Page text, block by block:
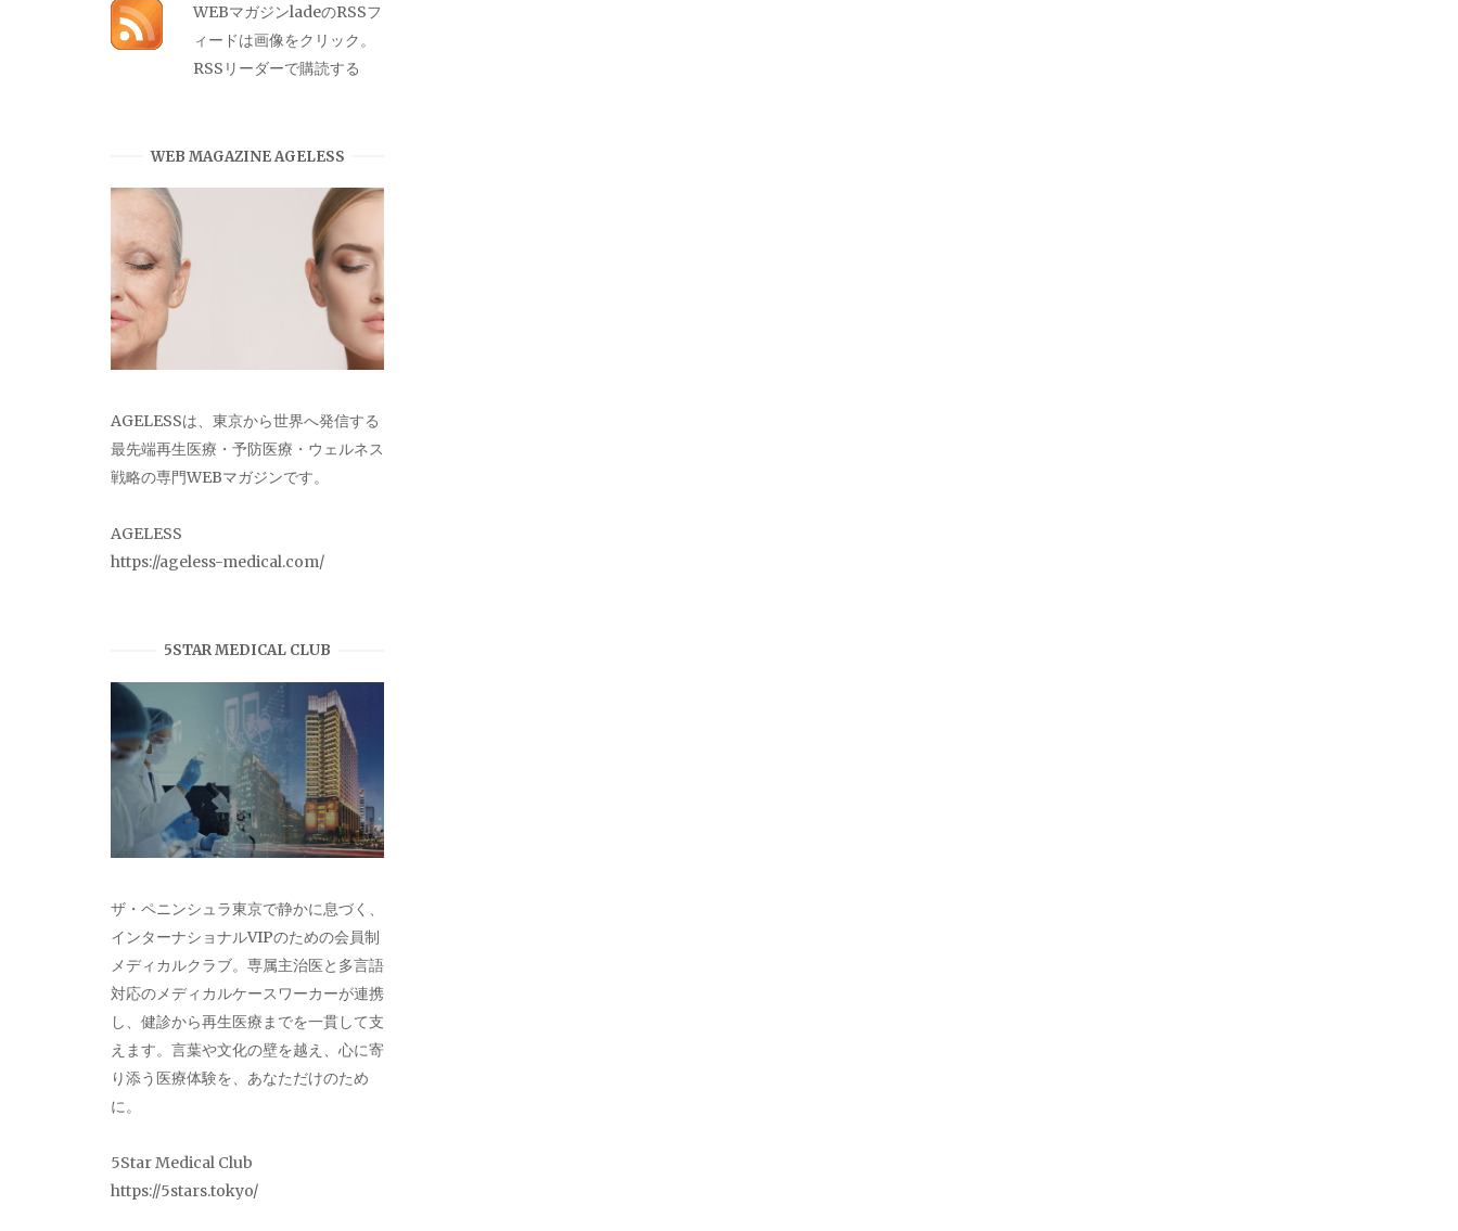
WEBマガジンladeのRSSフ
ィードは画像をクリック。
RSSリーダーで購読する
WEB MAGAZINE AGELESS
AGELESSは、東京から世界へ発信する
最先端再生医療・予防医療・ウェルネス
戦略の専門WEBマガジンです。
AGELESS
https://ageless-medical.com/
5STAR MEDICAL CLUB
ザ・ペニンシュラ東京で静かに息づく、
インターナショナルVIPのための会員制
メディカルクラブ。専属主治医と多言語
対応のメディカルケースワーカーが連携
し、健診から再生医療までを一貫して支
えます。言葉や文化の壁を越え、心に寄
り添う医療体験を、あなただけのため
に。
5Star Medical Club
https://5stars.tokyo/